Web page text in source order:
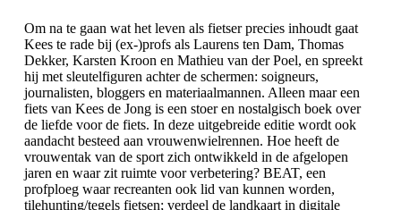
Om na te gaan wat het leven als fietser precies inhoudt gaat
Kees te rade bij (ex-)profs als Laurens ten Dam, Thomas
Dekker, Karsten Kroon en Mathieu van der Poel, en spreekt
hij met sleutelfiguren achter de schermen: soigneurs,
journalisten, bloggers en materiaalmannen. Alleen maar een
fiets van Kees de Jong is een stoer en nostalgisch boek over
de liefde voor de fiets. In deze uitgebreide editie wordt ook
aandacht besteed aan vrouwenwielrennen. Hoe heeft de
vrouwentak van de sport zich ontwikkeld in de afgelopen
jaren en waar zit ruimte voor verbetering? BEAT, een
profploeg waar recreanten ook lid van kunnen worden,
tilehunting/tegels fietsen; verdeel de landkaart in digitale